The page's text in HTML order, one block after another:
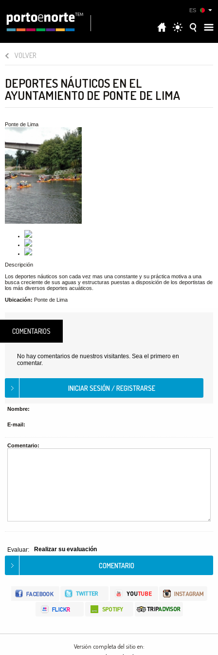
ES
VOLVER
DEPORTES NÁUTICOS EN EL
AYUNTAMIENTO DE PONTE DE LIMA
Ponte de Lima
Descripción
Los deportes náuticos son cada vez mas una constante y su práctica motiva a una
busca creciente de sus aguas y estructuras puestas a disposición de los deportistas de
los más diversos deportes acuáticos.
Ubicación: Ponte de Lima
COMENTARIOS
No hay comentarios de nuestros visitantes. Sea el primero en
comentar.
Nombre:
E-mail:
Comentario:
Evaluar: Realizar su evaluación
Versión completa del sitio en: